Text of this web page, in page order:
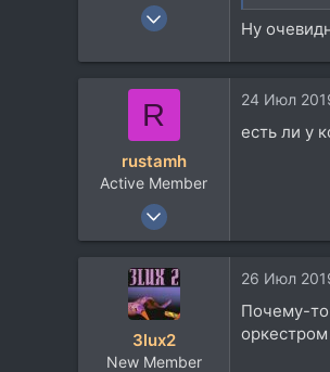
12 Авг 2010
30
Ну
R
rustamh
Active Member
12 Фев 2012
328
Челябинск
24 Июл
есть ли у
3lux2
New Member
26 Июл
Почему-то